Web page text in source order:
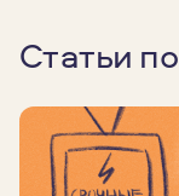
Статьи